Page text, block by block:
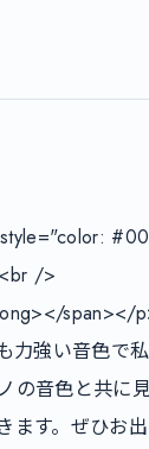
/>
span></
力強い音色で
の音色と共に
ます。ぜひお